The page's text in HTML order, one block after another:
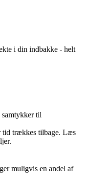
i din indbakke - helt
samtykker til
tid trækkes tilbage. Læs
muligvis en andel af